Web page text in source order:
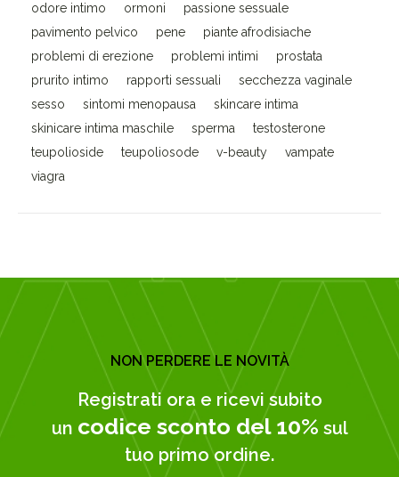
odore intimo
ormoni
passione sessuale
pavimento pelvico
pene
piante afrodisiache
problemi di erezione
problemi intimi
prostata
prurito intimo
rapporti sessuali
secchezza vaginale
sesso
sintomi menopausa
skincare intima
skinicare intima maschile
sperma
testosterone
teupolioside
teupoliosode v-beauty
vampate
viagra
NON PERDERE LE NOVITÀ
Registrati ora e ricevi subito
un codice sconto del 10% sul
tuo primo ordine.